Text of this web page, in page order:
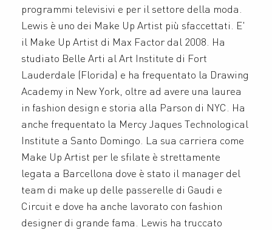
programmi televisivi e per il settore della moda.
Lewis è uno dei Make Up Artist più sfaccettati. E'
il Make Up Artist di Max Factor dal 2008. Ha
studiato Belle Arti al Art Institute di Fort
Lauderdale (Florida) e ha frequentato la Drawing
Academy in New York, oltre ad avere una laurea
in fashion design e storia alla Parson di NYC. Ha
anche frequentato la Mercy Jaques Technological
Institute a Santo Domingo. La sua carriera come
Make Up Artist per le sfilate è strettamente
legata a Barcellona dove è stato il manager del
team di make up delle passerelle di Gaudi e
Circuit e dove ha anche lavorato con fashion
designer di grande fama. Lewis ha truccato